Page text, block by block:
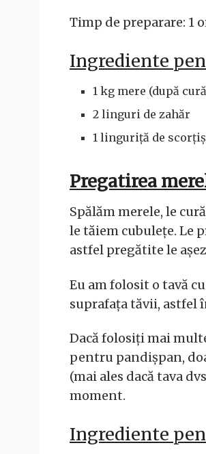
Timp de preparare: 1
Ingrediente
1 kg mere (după
2 linguri de zahăr
1 linguriță de
Pregatirea
Spălăm merele, le
le tăiem cubulețe. Le
astfel pregătite le
Eu am folosit o tavă
suprafața tăvii, astfel
Dacă folosiți mai
pentru pandișpan,
(mai ales dacă tava
moment.
Ingrediente